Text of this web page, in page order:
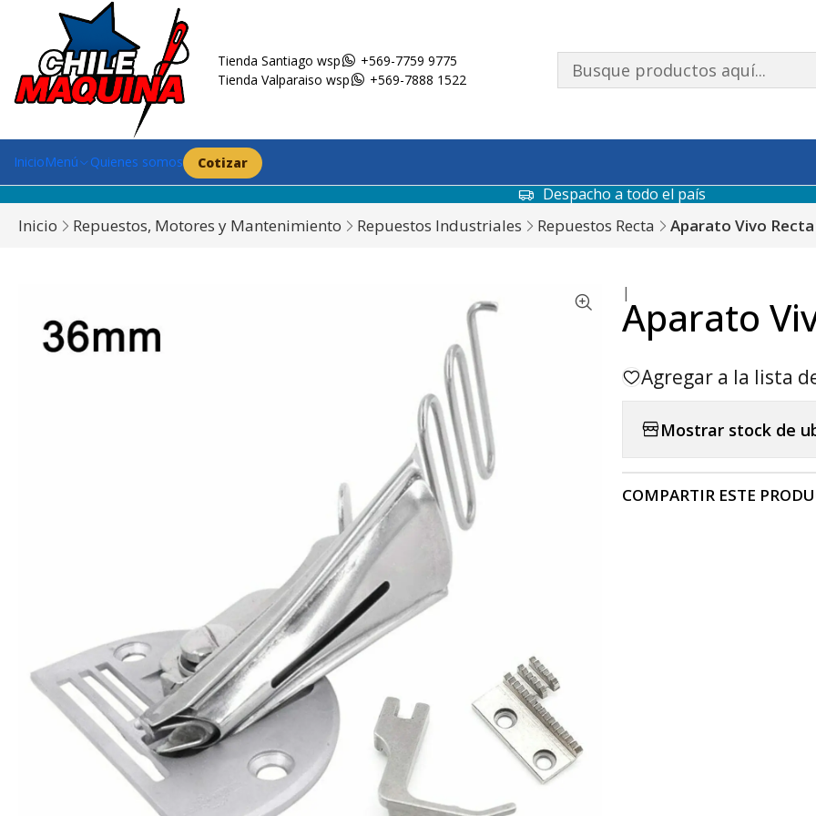
Tienda Santiago wsp
+569-7759 9775
Tienda Valparaiso wsp
+569-7888 1522
InicioMenú Quienes somos Cotizar
Despacho a todo el país
Inicio Repuestos, Motores y Mantenimiento Repuestos Industriales Repuestos Recta Aparato Vivo
|
Aparato
Agregar a la lista
Mostrar stock de
COMPARTIR ESTE